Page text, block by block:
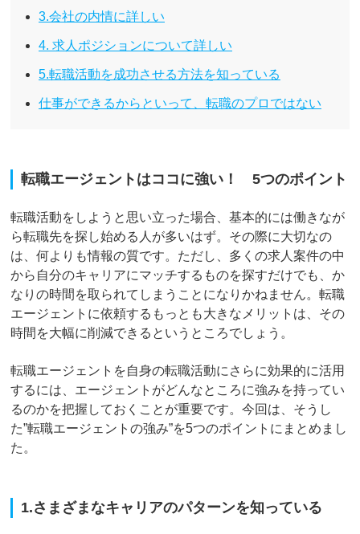
3.会社の内情に詳しい
4. 求人ポジションについて詳しい
5.転職活動を成功させる方法を知っている
仕事ができるからといって、転職のプロではない
転職エージェントはココに強い！ 5つのポイント
転職活動をしようと思い立った場合、基本的には働きなが
ら転職先を探し始める人が多いはず。その際に大切なの
は、何よりも情報の質です。ただし、多くの求人案件の中
から自分のキャリアにマッチするものを探すだけでも、か
なりの時間を取られてしまうことになりかねません。転職
エージェントに依頼するもっとも大きなメリットは、その
時間を大幅に削減できるというところでしょう。
転職エージェントを自身の転職活動にさらに効果的に活用
するには、エージェントがどんなところに強みを持ってい
るのかを把握しておくことが重要です。今回は、そうし
た”転職エージェントの強み”を5つのポイントにまとめまし
た。
1.さまざまなキャリアのパターンを知っている